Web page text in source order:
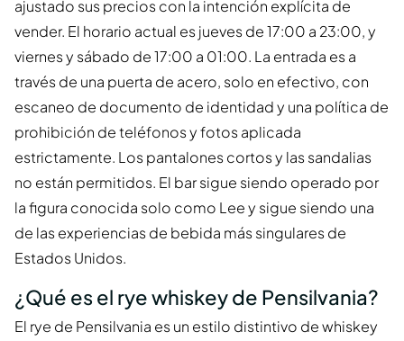
ajustado sus precios con la intención explícita de
vender. El horario actual es jueves de 17:00 a 23:00, y
viernes y sábado de 17:00 a 01:00. La entrada es a
través de una puerta de acero, solo en efectivo, con
escaneo de documento de identidad y una política de
prohibición de teléfonos y fotos aplicada
estrictamente. Los pantalones cortos y las sandalias
no están permitidos. El bar sigue siendo operado por
la figura conocida solo como Lee y sigue siendo una
de las experiencias de bebida más singulares de
Estados Unidos.
¿Qué es el rye whiskey de Pensilvania?
El rye de Pensilvania es un estilo distintivo de whiskey